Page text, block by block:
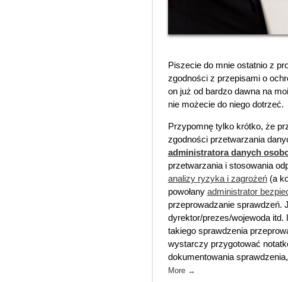
Piszecie do mnie ostatnio z
zgodności z przepisami o
on już od bardzo dawna na
nie możecie do niego dotrzeć.
Przypomnę tylko krótko, że
zgodności przetwarzania
administratora danych
przetwarzania i stosowania
analizy ryzyka i zagrożeń(a
powołany administrator
przeprowadzanie sprawdzeń.
dyrektor/prezes/wojewoda itd.
takiego sprawdzenia
wystarczy przygotować
dokumentowania
More →